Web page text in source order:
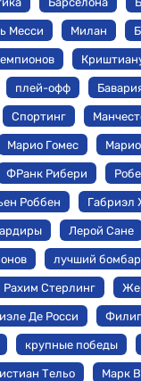
Месси Милан
плей-офф
Спортинг
Марио Гомес
ФРанк Рибери
Роббен Габриэл
Лерой Сане
лучший
Рахим Стерлинг
Де Росси
крупные победы
Тельо Марк